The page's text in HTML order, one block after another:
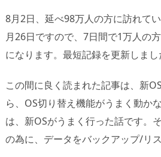
8月2日、延べ98万人の方に訪れてい
月26日ですので、7日間で1万人の
になります。最短記録を更新しまし
この間に良く読まれた記事は、新
ら、OS切り替え機能がうまく動か
は、新OSがうまく行った話です。
の為に、データをバックアップ/リ